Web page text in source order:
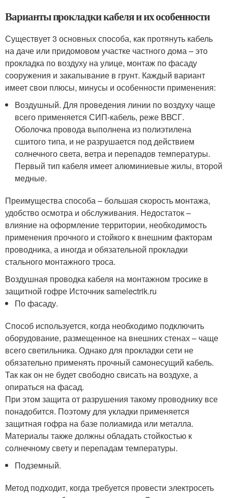
Варианты прокладки кабеля и их особенности
Существует 3 основных способа, как протянуть кабель
на даче или придомовом участке частного дома – это
прокладка по воздуху на улице, монтаж по фасаду
сооружения и закапывание в грунт. Каждый вариант
имеет свои плюсы, минусы и особенности применения:
Воздушный. Для проведения линии по воздуху чаще
всего применяется СИП-кабель, реже ВВСГ.
Оболочка провода выполнена из полиэтилена
сшитого типа, и не разрушается под действием
солнечного света, ветра и перепадов температуры.
Первый тип кабеля имеет алюминиевые жилы, второй
медные.
Преимущества способа – большая скорость монтажа,
удобство осмотра и обслуживания. Недостаток –
влияние на оформление территории, необходимость
применения прочного и стойкого к внешним факторам
проводника, а иногда и обязательной прокладки
стального монтажного троса.
Воздушная проводка кабеля на монтажном тросике в
защитной гофре Источник samelectrik.ru
По фасаду.
Способ используется, когда необходимо подключить
оборудование, размещенное на внешних стенах – чаще
всего светильника. Однако для прокладки сети не
обязательно применять прочный самонесущий кабель.
Так как он не будет свободно свисать на воздухе, а
опираться на фасад.
При этом защита от разрушения такому проводнику все
понадобится. Поэтому для укладки применяется
защитная гофра на базе полиамида или металла.
Материалы также должны обладать стойкостью к
солнечному свету и перепадам температуры.
Подземный.
Метод подходит, когда требуется провести электросеть